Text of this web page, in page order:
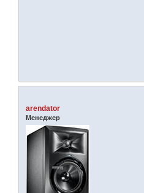
arendator
Менеджер